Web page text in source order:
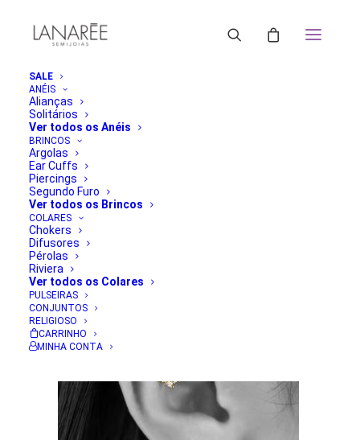
SALE
ANÉIS
Alianças
Solitários
Ver todos os Anéis
BRINCOS
Argolas
Ear Cuffs
Piercings
Segundo Furo
Ver todos os Brincos
COLARES
Chokers
Difusores
Pérolas
Riviera
Ver todos os Colares
PULSEIRAS
CONJUNTOS
RELIGIOSO
CARRINHO
MINHA CONTA
Brinco Falso Piercing | Lanarée Acessórios
Home
Brinco Liège Argola Frontal